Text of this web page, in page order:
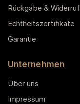
Rückgabe & Widerruf
Echtheitszertifikate
Garantie
Unternehmen
Über uns
Impressum